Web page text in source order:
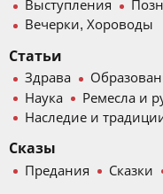
Выступления
Вечерки, Хороводы
Статьи
Здрава
Наука
Ремесла и
Наследие и
Сказы
Предания Сказки